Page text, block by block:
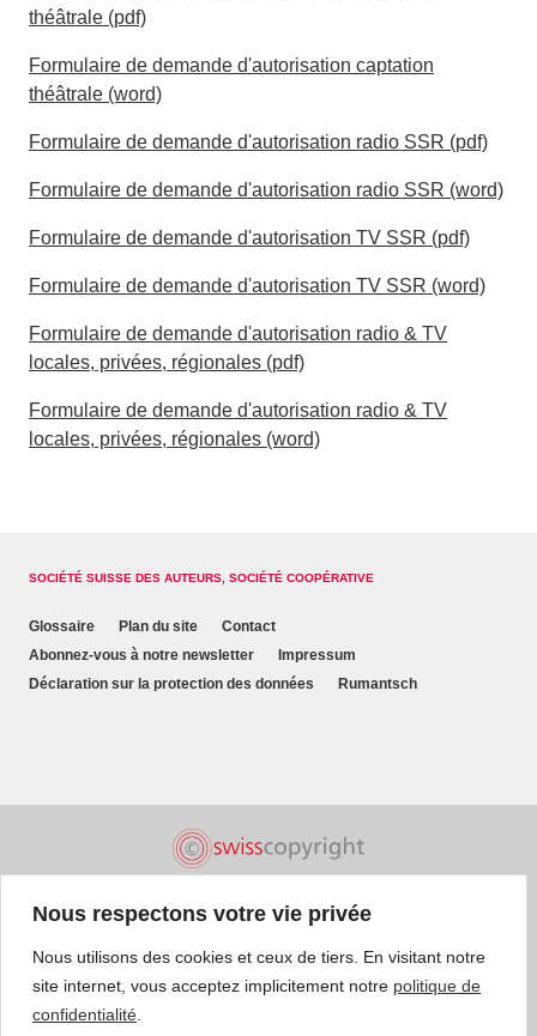
Nous respectons votre vie privée
Nous utilisons des cookies et ceux de tiers. En visitant notre
site internet, vous acceptez implicitement notre politique de
confidentialité
théâtrale (pdf)
Formulaire de demande d'autorisation captation
théâtrale (word)
Formulaire de demande d'autorisation radio SSR (pdf)
Formulaire de demande d'autorisation radio SSR (word)
Formulaire de demande d'autorisation TV SSR (pdf)
Formulaire de demande d'autorisation TV SSR (word)
Formulaire de demande d'autorisation radio & TV
locales, privées, régionales (pdf)
Formulaire de demande d'autorisation radio & TV
locales, privées, régionales (word)
SOCIÉTÉ SUISSE DES AUTEURS, SOCIÉTÉ COOPÉRATIVE
Glossaire Plan du site
Contact
Abonnez-vous à notre newsletter
Impressum
Déclaration sur la protection des données
Rumantsch